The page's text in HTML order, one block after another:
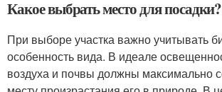
Какое выбрать место для посадки?
При выборе участка важно учитывать
особенность вида. В идеале
воздуха и почвы должны максимально